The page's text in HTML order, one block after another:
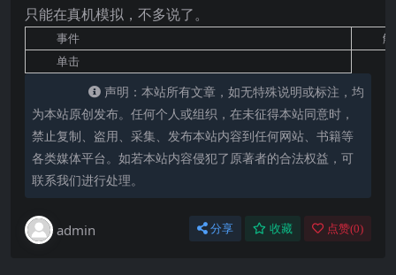
只能在真机模拟，不多说了。
事件
单击
声明：本站所有文章，如无特殊说明或标注，均
为本站原创发布。任何个人或组织，在未征得本站同意时，
禁止复制、盗用、采集、发布本站内容到任何网站、书籍等
各类媒体平台。如若本站内容侵犯了原著者的合法权益，可
联系我们进行处理。
admin 分享 收藏 点赞(0)